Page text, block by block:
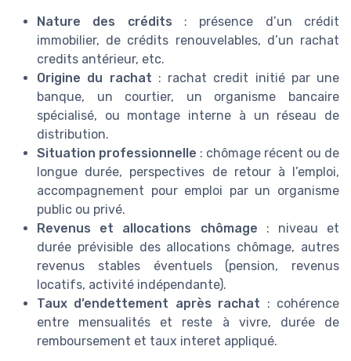
Nature des crédits : présence d’un crédit
immobilier, de crédits renouvelables, d’un rachat
credits antérieur, etc.
Origine du rachat : rachat credit initié par une
banque, un courtier, un organisme bancaire
spécialisé, ou montage interne à un réseau de
distribution.
Situation professionnelle : chômage récent ou de
longue durée, perspectives de retour à l’emploi,
accompagnement pour emploi par un organisme
public ou privé.
Revenus et allocations chômage : niveau et
durée prévisible des allocations chômage, autres
revenus stables éventuels (pension, revenus
locatifs, activité indépendante).
Taux d’endettement après rachat : cohérence
entre mensualités et reste à vivre, durée de
remboursement et taux interet appliqué.